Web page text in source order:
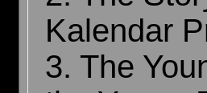
Kalendar
3. The